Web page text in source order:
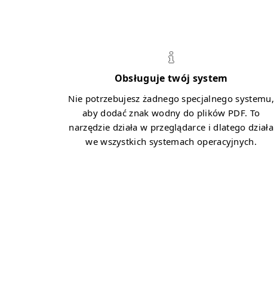
Obsługuje twój system
Nie potrzebujesz żadnego specjalnego systemu,
aby dodać znak wodny do plików PDF. To
narzędzie działa w przeglądarce i dlatego działa
we wszystkich systemach operacyjnych.